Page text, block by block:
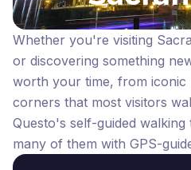
Whether you're visiting
or discovering something
worth your time, from iconic
corners that most visitors
Questo's self-guided
many of them with GPS-